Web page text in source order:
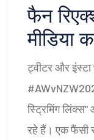
फैन
मीडिया
ट्वीटर और
स्ट्रिमिंग
रहे हैं। एक फैंसी